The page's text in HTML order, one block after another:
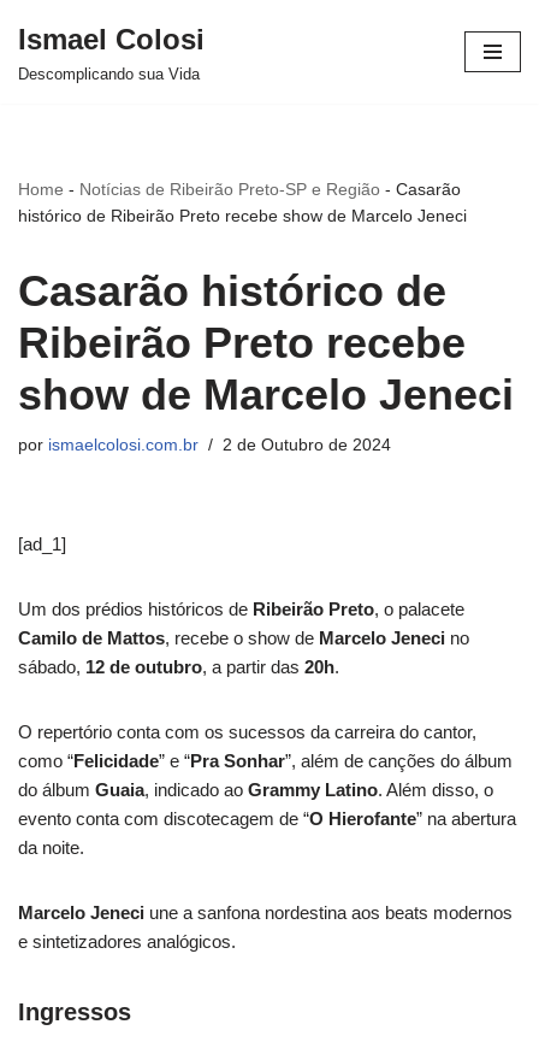
Avançar
Ismael Colosi
Descomplicando sua Vida
Home - Notícias de Ribeirão Preto-SP e Região - Casarão
histórico de Ribeirão Preto recebe show de Marcelo Jeneci
Casarão histórico de
Ribeirão Preto recebe
show de Marcelo Jeneci
por ismaelcolosi.com.br 2 de Outubro de 2024
[ad_1]
Um dos prédios históricos de Ribeirão Preto, o palacete
Camilo de Mattos, recebe o show de Marcelo Jeneci no
sábado, 12 de outubro, a partir das 20h.
O repertório conta com os sucessos da carreira do cantor,
como “Felicidade” e “Pra Sonhar”, além de canções do álbum
do álbum Guaia, indicado ao Grammy Latino. Além disso, o
evento conta com discotecagem de “O Hierofante” na abertura
da noite.
Marcelo Jeneci une a sanfona nordestina aos beats modernos
e sintetizadores analógicos.
Ingressos